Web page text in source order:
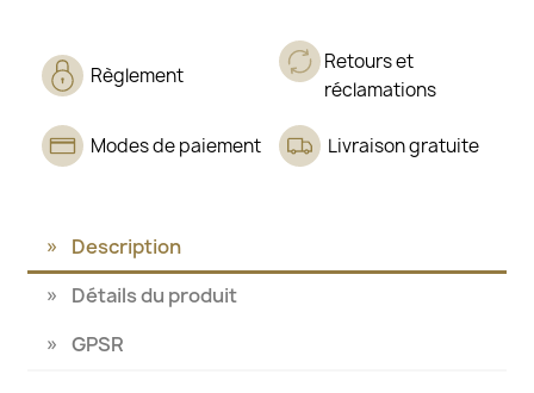
Règlement
Retours et
réclamations
Modes de paiement Livraison gratuite
Description
Détails du produit
GPSR